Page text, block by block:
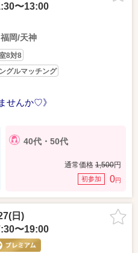
〜13:00
福岡/天神
8対8
グルマッチング
せんか♡》
40代・50代
通常価格 1,500円
初参加 0円
日)
〜19:00